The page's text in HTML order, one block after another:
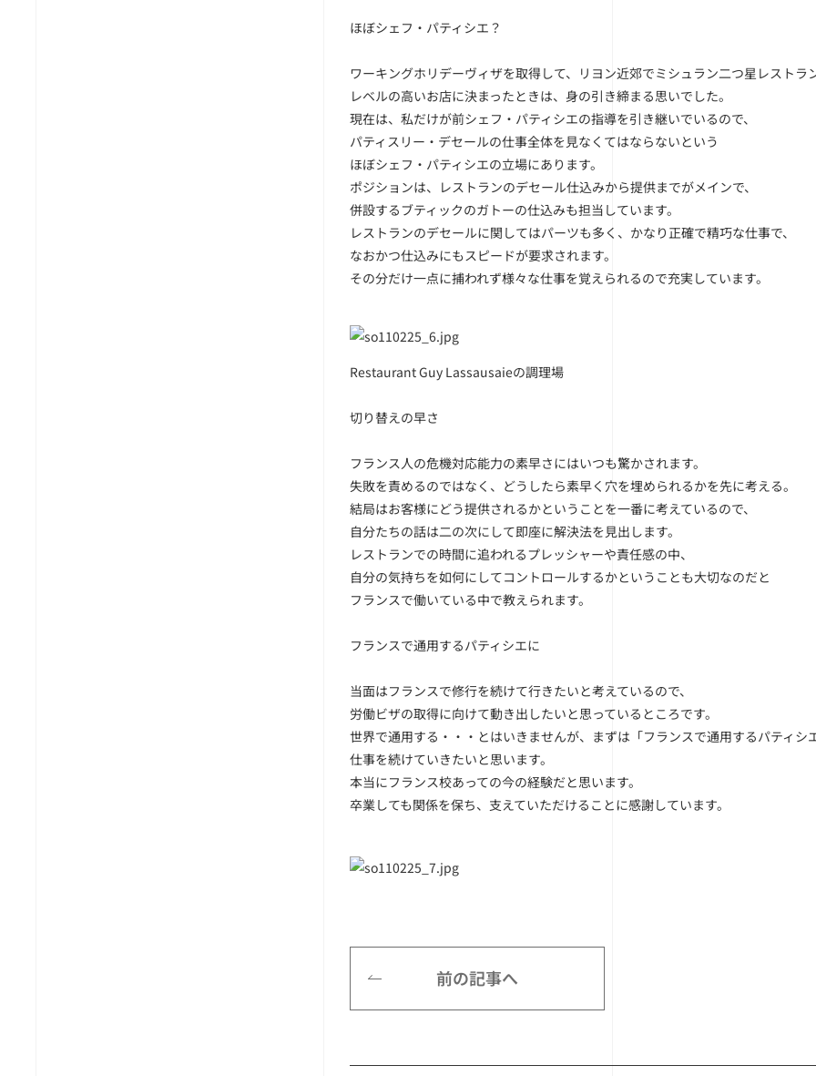
ほぼシェフ・パティシエ？
ワーキングホリデーヴィザを取得して、リヨン近郊でミシュラン二つ星レストラ
レベルの高いお店に決まったときは、身の引き締まる思いでした。
現在は、私だけが前シェフ・パティシエの指導を引き継いでいるので、
パティスリー・デセールの仕事全体を見なくてはならないという
ほぼシェフ・パティシエの立場にあります。
ポジションは、レストランのデセール仕込みから提供までがメインで、
併設するブティックのガトーの仕込みも担当しています。
レストランのデセールに関してはパーツも多く、かなり正確で精巧な仕事で、
なおかつ仕込みにもスピードが要求されます。
その分だけ一点に捕われず様々な仕事を覚えられるので充実しています。
Restaurant Guy Lassausaieの調理場
切り替えの早さ
フランス人の危機対応能力の素早さにはいつも驚かされます。
失敗を責めるのではなく、どうしたら素早く穴を埋められるかを先に考える。
結局はお客様にどう提供されるかということを一番に考えているので、
自分たちの話は二の次にして即座に解決法を見出します。
レストランでの時間に追われるプレッシャーや責任感の中、
自分の気持ちを如何にしてコントロールするかということも大切なのだと
フランスで働いている中で教えられます。
フランスで通用するパティシエに
当面はフランスで修行を続けて行きたいと考えているので、
労働ビザの取得に向けて動き出したいと思っているところです。
世界で通用する・・・とはいきませんが、まずは「フランスで通用するパティシ
仕事を続けていきたいと思います。
本当にフランス校あっての今の経験だと思います。
卒業しても関係を保ち、支えていただけることに感謝しています。
前の記事へ